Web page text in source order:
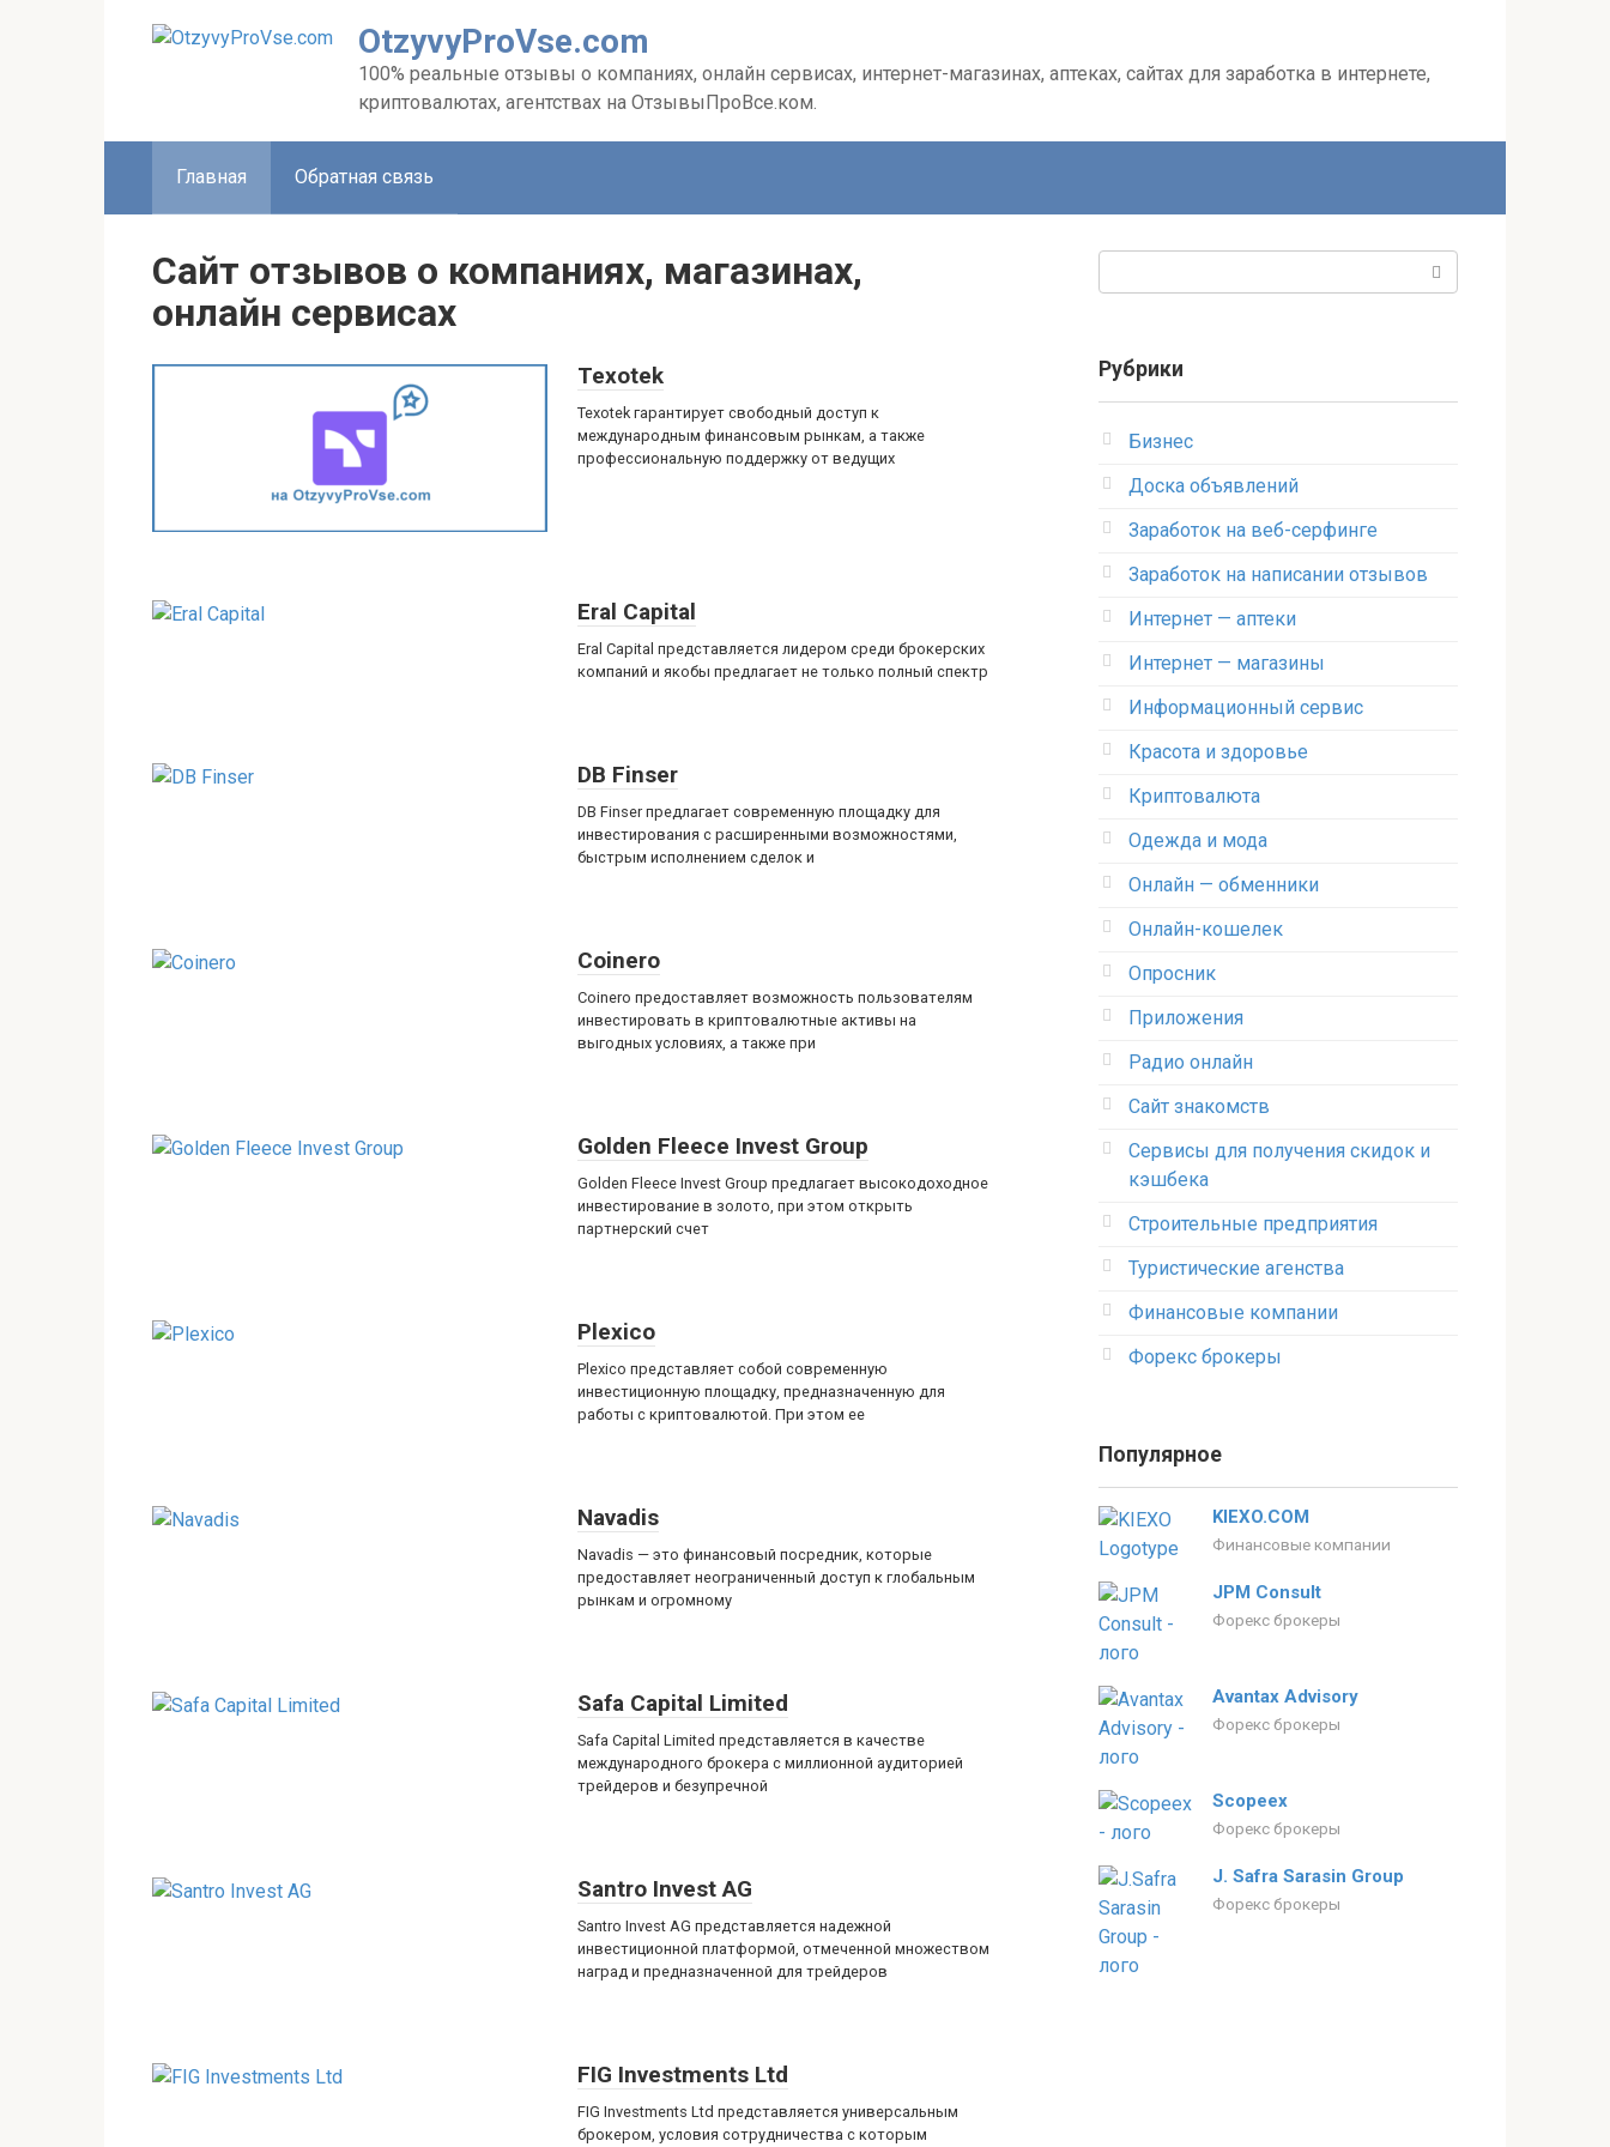
OtzyvyProVse.com
100% реальные отзывы о компаниях, онлайн сервисах, интернет-магазинах, аптеках, сайтах для заработка в интернете,
криптовалютах, агентствах на ОтзывыПроВсе.ком.
Главная Обратная связь
Сайт отзывов о компаниях, магазинах,
онлайн сервисах
Texotek
Texotek гарантирует свободный доступ к
международным финансовым рынкам, а также
профессиональную поддержку от ведущих
Eral Capital
Eral Capital представляется лидером среди брокерских
компаний и якобы предлагает не только полный спектр
DB Finser
DB Finser предлагает современную площадку для
инвестирования с расширенными возможностями,
быстрым исполнением сделок и
Coinero
Coinero предоставляет возможность пользователям
инвестировать в криптовалютные активы на
выгодных условиях, а также при
Golden Fleece Invest Group
Golden Fleece Invest Group предлагает высокодоходное
инвестирование в золото, при этом открыть
партнерский счет
Plexico
Plexico представляет собой современную
инвестиционную площадку, предназначенную для
работы с криптовалютой. При этом ее
Navadis
Navadis — это финансовый посредник, которые
предоставляет неограниченный доступ к глобальным
рынкам и огромному
Safa Capital Limited
Safa Capital Limited представляется в качестве
международного брокера с миллионной аудиторией
трейдеров и безупречной
Santro Invest AG
Santro Invest AG представляется надежной
инвестиционной платформой, отмеченной множеством
наград и предназначенной для трейдеров
FIG Investments Ltd
FIG Investments Ltd представляется универсальным
брокером, условия сотрудничества с которым
Рубрики
Бизнес
Доска объявлений
Заработок на веб-серфинге
Заработок на написании отзывов
Интернет — аптеки
Интернет — магазины
Информационный сервис
Красота и здоровье
Криптовалюта
Одежда и мода
Онлайн — обменники
Онлайн-кошелек
Опросник
Приложения
Радио онлайн
Сайт знакомств
Сервисы для получения скидок и
кэшбека
Строительные предприятия
Туристические агенства
Финансовые компании
Форекс брокеры
Популярное
KIEXO.COM
Финансовые компании
JPM Consult
Форекс брокеры
Avantax Advisory
Форекс брокеры
Scopeex
Форекс брокеры
J. Safra Sarasin Group
Форекс брокеры